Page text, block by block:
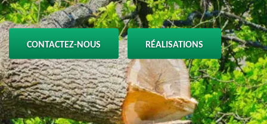
CONTACTEZ-NOUS RÉALISATIONS